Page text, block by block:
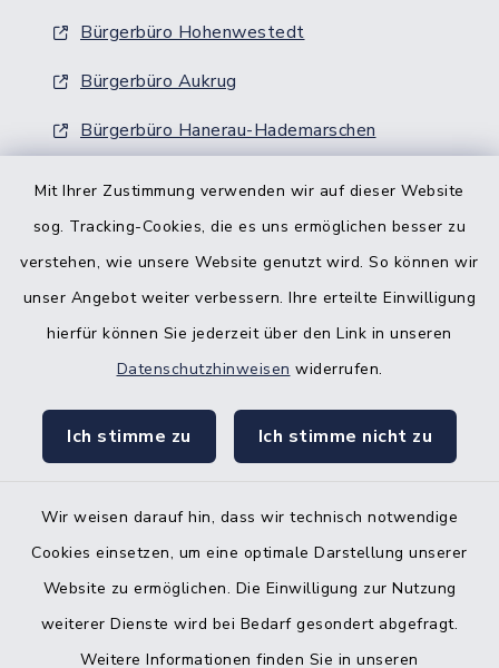
Mit Ihrer Zustimmung verwenden wir auf dieser Website
sog. Tracking-Cookies, die es uns ermöglichen besser zu
verstehen, wie unsere Website genutzt wird. So können wir
unser Angebot weiter verbessern. Ihre erteilte Einwilligung
hierfür können Sie jederzeit über den Link in unseren
Datenschutzhinweisen widerrufen.
Ich stimme zu Ich stimme nicht zu
Wir weisen darauf hin, dass wir technisch notwendige
Cookies einsetzen, um eine optimale Darstellung unserer
Website zu ermöglichen. Die Einwilligung zur Nutzung
weiterer Dienste wird bei Bedarf gesondert abgefragt.
Weitere Informationen finden Sie in unseren
Bürgerbüro Hohenwestedt
Bürgerbüro Aukrug
Bürgerbüro Hanerau-Hademarschen
Nebenstelle Padenstedt
KFZ-Zulassungsbehörde
Gleichstellungsbüro
Kontakt
Datenschutz
Impressum